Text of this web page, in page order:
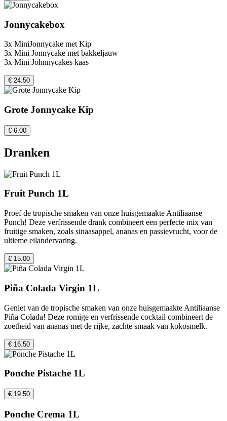
Jonnycakebox
3x MiniJonnycake met Kip
3x Mini Jonnycake met bakkeljauw
3x Mini Johnnycakes kaas
€ 24.50
Grote Jonnycake Kip
€ 6.00
Dranken
Fruit Punch 1L
Proef de tropische smaken van onze huisgemaakte Antiliaanse
Punch! Deze verfrissende drank combineert een perfecte mix van
fruitige smaken, zoals sinaasappel, ananas en passievrucht, voor de
ultieme eilandervaring.
€ 15.00
Piña Colada Virgin 1L
Geniet van de tropische smaken van onze huisgemaakte Antiliaanse
Piña Colada! Deze romige en verfrissende cocktail combineert de
zoetheid van ananas met de rijke, zachte smaak van kokosmelk.
€ 16.50
Ponche Pistache 1L
€ 19.50
Ponche Crema 1L